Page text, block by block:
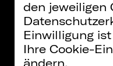
Zur
den jeweiligen
Einwilligung
Ihre Cookie-
ändern.